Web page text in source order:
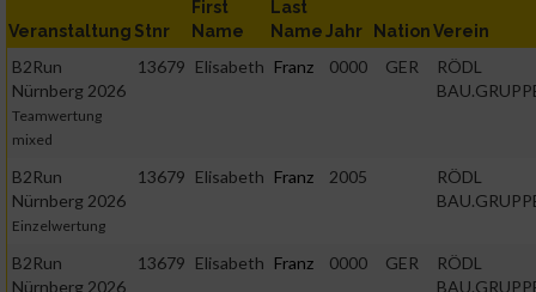
Veranstaltung Stnr
First
Name
Last
NameJahr NationVerein
B2Run
Nürnberg 2026
Teamwertung
mixed
13679 Elisabeth Franz 0000 GER
RÖDL
B2Run
Nürnberg 2026
Einzelwertung
13679 Elisabeth Franz 2005
RÖDL
B2Run
Nürnberg 2026
13679 Elisabeth Franz 0000 GER
RÖDL